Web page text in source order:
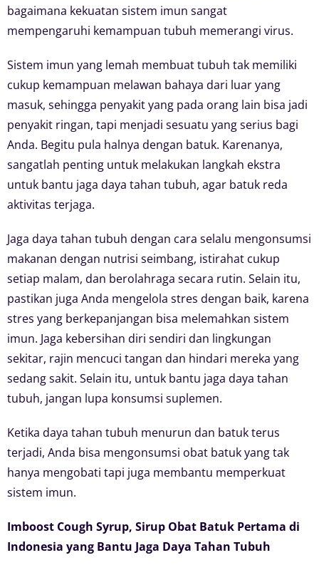
bagaimana kekuatan sistem imun sangat
mempengaruhi kemampuan tubuh memerangi virus.
Sistem imun yang lemah membuat tubuh tak memiliki
cukup kemampuan melawan bahaya dari luar yang
masuk, sehingga penyakit yang pada orang lain bisa jadi
penyakit ringan, tapi menjadi sesuatu yang serius bagi
Anda. Begitu pula halnya dengan batuk. Karenanya,
sangatlah penting untuk melakukan langkah ekstra
untuk bantu jaga daya tahan tubuh, agar batuk reda
aktivitas terjaga.
Jaga daya tahan tubuh dengan cara selalu mengonsumsi
makanan dengan nutrisi seimbang, istirahat cukup
setiap malam, dan berolahraga secara rutin. Selain itu,
pastikan juga Anda mengelola stres dengan baik, karena
stres yang berkepanjangan bisa melemahkan sistem
imun. Jaga kebersihan diri sendiri dan lingkungan
sekitar, rajin mencuci tangan dan hindari mereka yang
sedang sakit. Selain itu, untuk bantu jaga daya tahan
tubuh, jangan lupa konsumsi suplemen.
Ketika daya tahan tubuh menurun dan batuk terus
terjadi, Anda bisa mengonsumsi obat batuk yang tak
hanya mengobati tapi juga membantu memperkuat
sistem imun.
Imboost Cough Syrup, Sirup Obat Batuk Pertama di
Indonesia yang Bantu Jaga Daya Tahan Tubuh